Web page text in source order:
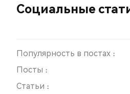
Социальные
Популярность в постах :
Посты :
Статьи :